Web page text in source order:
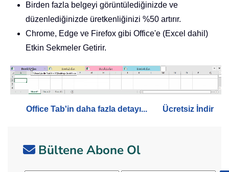
Birden fazla belgeyi görüntülediğinizde ve
düzenlediğinizde üretkenliğinizi %50 artırır.
Chrome, Edge ve Firefox gibi Office'e (Excel dahil)
Etkin Sekmeler Getirir.
Office Tab'in daha fazla detayı... Ücretsiz İndir
Bültene Abone Ol